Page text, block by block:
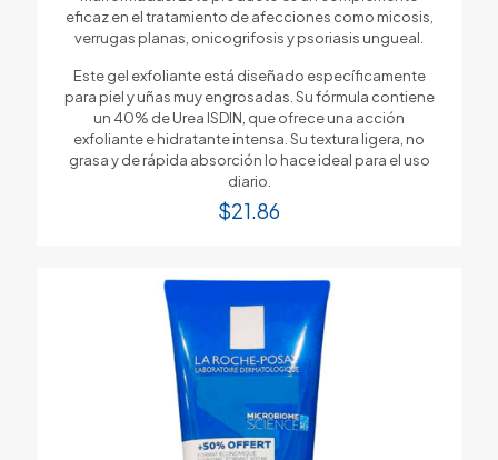
eficaz en el tratamiento de afecciones como micosis,
verrugas planas, onicogrifosis y psoriasis ungueal.
Este gel exfoliante está diseñado específicamente
para piel y uñas muy engrosadas. Su fórmula contiene
un 40% de Urea ISDIN, que ofrece una acción
exfoliante e hidratante intensa. Su textura ligera, no
grasa y de rápida absorción lo hace ideal para el uso
diario.
$21.86